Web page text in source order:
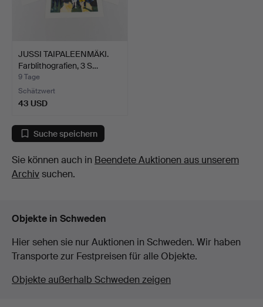
JUSSI TAIPALEENMÄKI.
Farblithografien, 3 S…
9 Tage
Schätzwert
43 USD
Suche speichern
Sie können auch in Beendete Auktionen aus unserem
Archivsuchen.
Objekte in Schweden
Hier sehen sie nur Auktionen in Schweden. Wir haben
Transporte zur Festpreisen für alle Objekte.
Objekte außerhalb Schweden zeigen